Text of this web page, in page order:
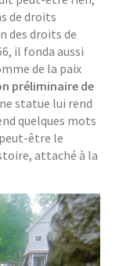
de droits
des droits de
il fonda aussi
de la paix
préliminaire de
statue lui rend
quelques mots
être le
attaché à la